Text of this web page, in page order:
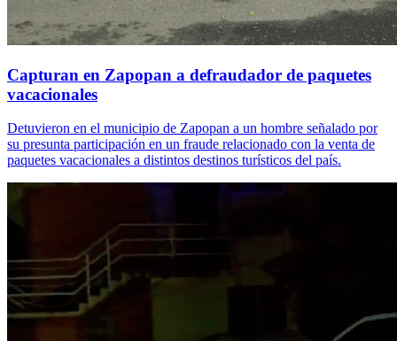
Capturan en Zapopan a defraudador de paquetes
vacacionales
Detuvieron en el municipio de Zapopan a un hombre señalado por
su presunta participación en un fraude relacionado con la venta de
paquetes vacacionales a distintos destinos turísticos del país.